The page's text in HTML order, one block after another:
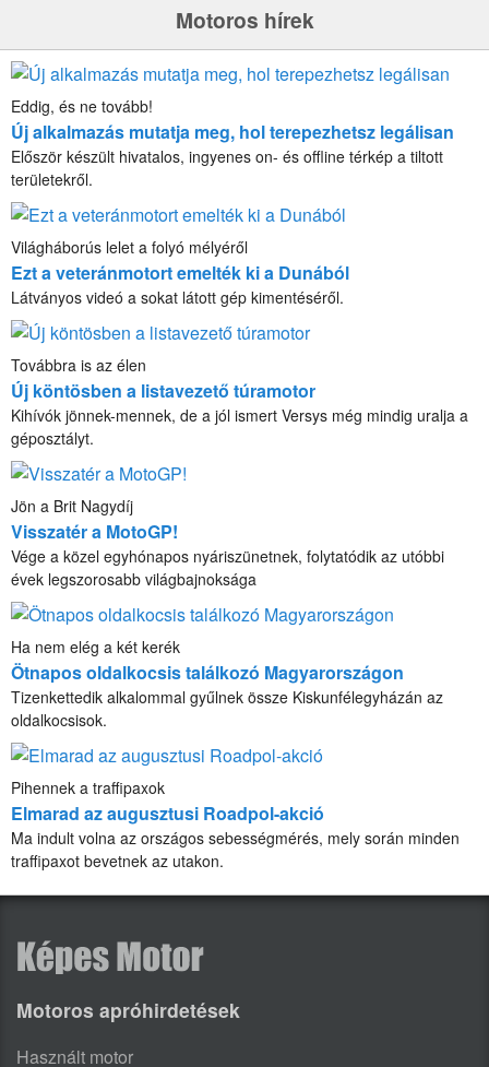
Motoros hírek
Eddig, és ne tovább!
Új alkalmazás mutatja meg, hol terepezhetsz legálisan
Először készült hivatalos, ingyenes on- és offline térkép a tiltott
területekről.
Világháborús lelet a folyó mélyéről
Ezt a veteránmotort emelték ki a Dunából
Látványos videó a sokat látott gép kimentéséről.
Továbbra is az élen
Új köntösben a listavezető túramotor
Kihívók jönnek-mennek, de a jól ismert Versys még mindig uralja a
géposztályt.
Jön a Brit Nagydíj
Visszatér a MotoGP!
Vége a közel egyhónapos nyáriszünetnek, folytatódik az utóbbi
évek legszorosabb világbajnoksága
Ha nem elég a két kerék
Ötnapos oldalkocsis találkozó Magyarországon
Tizenkettedik alkalommal gyűlnek össze Kiskunfélegyházán az
oldalkocsisok.
Pihennek a traffipaxok
Elmarad az augusztusi Roadpol-akció
Ma indult volna az országos sebességmérés, mely során minden
traffipaxot bevetnek az utakon.
Motoros apróhirdetések
Használt motor